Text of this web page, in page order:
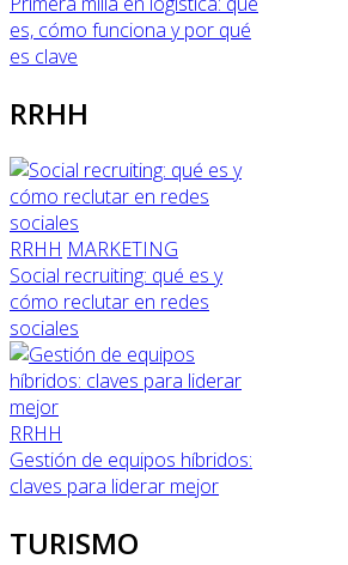
es, cómo funciona y por qué
es clave
RRHH
RRHH MARKETING
Social recruiting: qué es y
cómo reclutar en redes
sociales
RRHH
Gestión de equipos híbridos:
claves para liderar mejor
TURISMO